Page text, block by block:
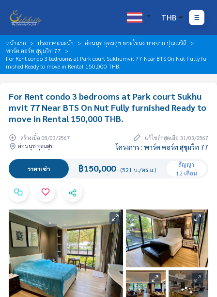
THB
หน้าแรก ประกาศแนะนำ
อ่อนนุช อุดมสุข พระโขนง บางจาก ปุณณวิถี
พาร์ค คอร์ท สุขุมวิท 77
For Rent condo 3 bedrooms at Park court Sukhumvit 77 Near BTS On Nut Fully fu
rnished Ready to move in Rental 150,000 THB.
For Rent condo 3 bedrooms at Park court Sukhu
mvit 77 Near BTS On Nut Fully furnished Ready to
move in Rental 150,000 THB.
สร้างเมื่อ 08/03/2567
แก้ไขล่าสุดเมื่อ 31/03/2567
อ่อนนุช อุดมสุข
โครงการ : พาร์ค คอร์ท สุขุมวิท 77
ราคาเช่า ฿150,000 (521 บ./ตร.ม.)
สัญญา
12 เดือน
+5 รูป